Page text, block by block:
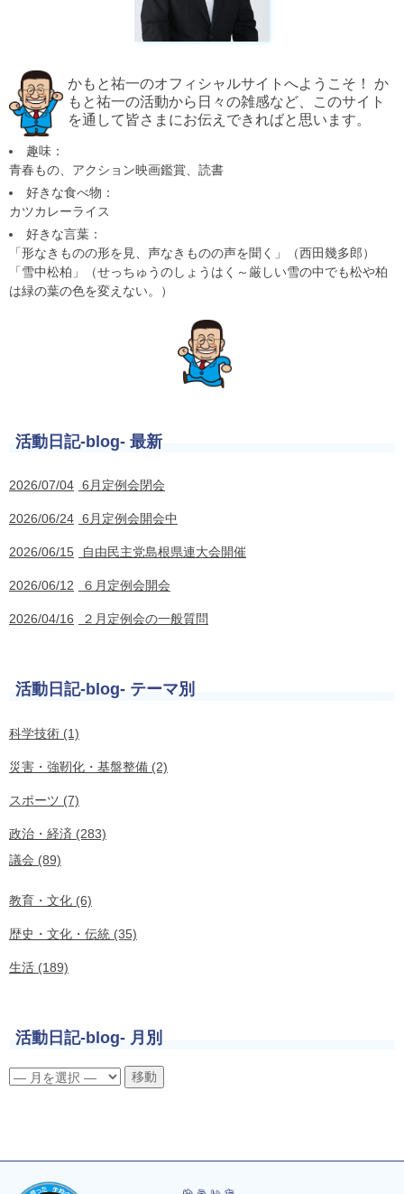
かもと祐一のオフィシャルサイトへようこそ！ か
もと祐一の活動から日々の雑感など、このサイト
を通して皆さまにお伝えできればと思います。
趣味：
青春もの、アクション映画鑑賞、読書
好きな食べ物：
カツカレーライス
好きな言葉：
「形なきものの形を見、声なきものの声を聞く」（西田幾多郎）
「雪中松柏」（せっちゅうのしょうはく～厳しい雪の中でも松や柏
は緑の葉の色を変えない。）
活動日記-blog- 最新
2026/07/04 6月定例会閉会
2026/06/24 6月定例会開会中
2026/06/15 自由民主党島根県連大会開催
2026/06/12 ６月定例会開会
2026/04/16 ２月定例会の一般質問
活動日記-blog- テーマ別
科学技術 (1)
災害・強靭化・基盤整備 (2)
スポーツ (7)
政治・経済 (283)
議会 (89)
教育・文化 (6)
歴史・文化・伝統 (35)
生活 (189)
活動日記-blog- 月別